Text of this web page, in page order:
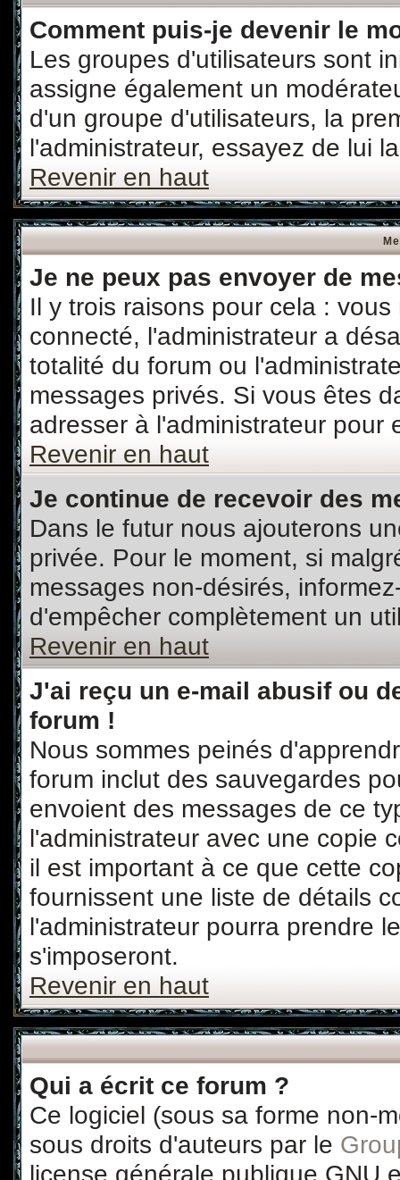
Comment puis-je devenir le
Les groupes d'utilisateurs sont
assigne également un
d'un groupe d'utilisateurs, la
l'administrateur, essayez de lui
Revenir en haut
Je ne peux pas envoyer de
Il y trois raisons pour cela :
connecté, l'administrateur a
totalité du forum ou
messages privés. Si vous êtes
adresser à l'administrateur pour
Revenir en haut
Je continue de recevoir des
Dans le futur nous ajouterons
privée. Pour le moment, si
messages non-désirés,
d'empêcher complètement un
Revenir en haut
J'ai reçu un e-mail abusif ou
forum !
Nous sommes peinés
forum inclut des sauvegardes
envoient des messages de ce
l'administrateur avec une copie
il est important à ce que cette
fournissent une liste de détails
l'administrateur pourra prendre
s'imposeront.
Revenir en haut
Qui a écrit ce forum ?
Ce logiciel (sous sa forme non-
sous droits d'auteurs par le
license générale publique GNU